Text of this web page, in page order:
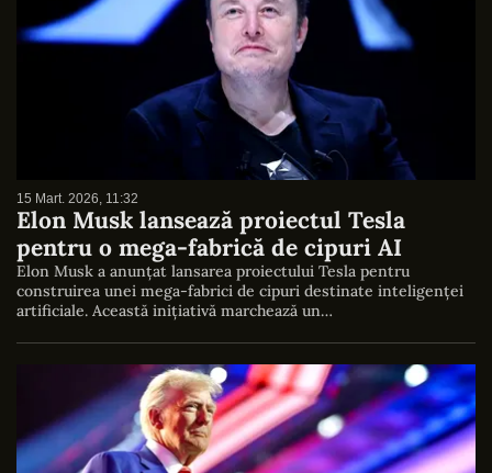
15 Mart. 2026, 11:32
Elon Musk lansează proiectul Tesla
pentru o mega-fabrică de cipuri AI
Elon Musk a anunțat lansarea proiectului Tesla pentru
construirea unei mega-fabrici de cipuri destinate inteligenței
artificiale. Această inițiativă marchează un…